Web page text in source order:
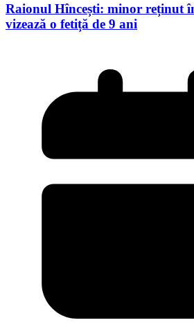
Raionul Hîncești: minor reținut
vizează o fetiță de 9 ani